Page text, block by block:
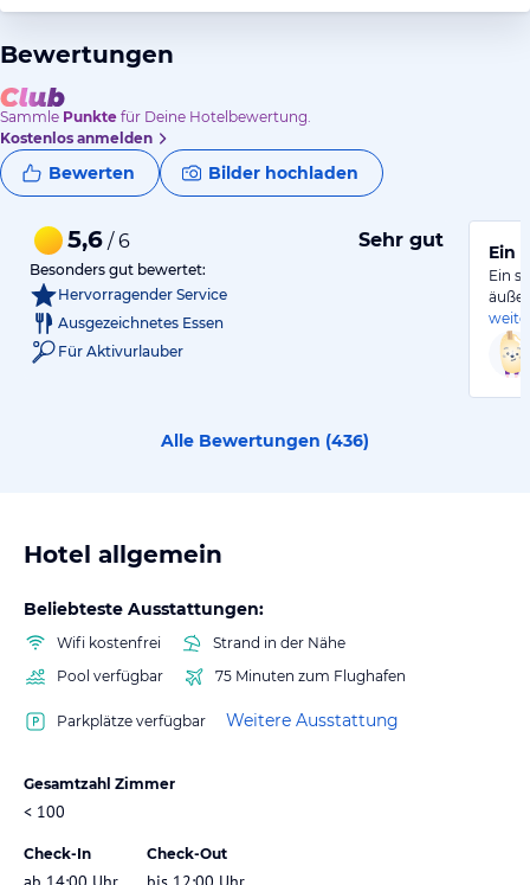
Bewertungen
Sammle Punkte für Deine Hotelbewertung.
Kostenlos anmelden
Bewerten Bilder hochladen
5,6 / 6 Sehr gut
Besonders gut bewertet:
Hervorragender Service
Ausgezeichnetes Essen
Für Aktivurlauber
Ein
Ein
Alle Bewertungen (436)
Hotel allgemein
Beliebteste Ausstattungen:
Wifi kostenfrei
Strand in der Nähe
Pool verfügbar
75 Minuten zum Flughafen
Parkplätze verfügbar Weitere Ausstattung
Gesamtzahl Zimmer
< 100
Check-In Check-Out